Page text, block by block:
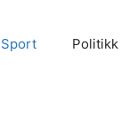
Sport Politikk